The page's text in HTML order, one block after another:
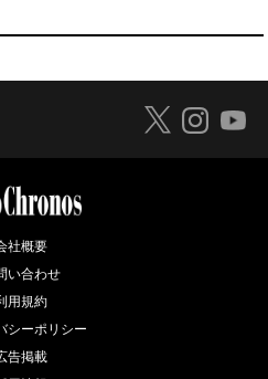
社概要
い合わせ
用規約
シーポリシー
告掲載